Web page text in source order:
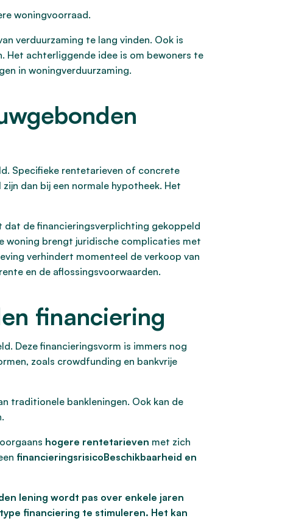
woningvoorraad.
verduurzaming te lang vinden. Ook is
Het achterliggende idee is om bewoners te
in woningverduurzaming.
Specifieke rentetarieven of concrete
dan bij een normale hypotheek. Het
dat de financieringsverplichting gekoppeld
woning brengt juridische complicaties met
verhindert momenteel de verkoop van
en de aflossingsvoorwaarden.
financiering
Deze financieringsvorm is immers nog
zoals crowdfunding en bankvrije
traditionele bankleningen. Ook kan de
hogere rentetarieven met zich
financieringsrisicoBeschikbaarheid en
lening wordt pas over enkele jaren
financiering te stimuleren. Het kan